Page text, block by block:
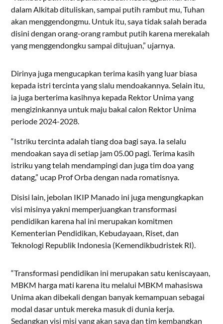
dalam Alkitab dituliskan, sampai putih rambut mu, Tuhan
akan menggendongmu. Untuk itu, saya tidak salah berada
disini dengan orang-orang rambut putih karena merekalah
yang menggendongku sampai ditujuan,” ujarnya.
Dirinya juga mengucapkan terima kasih yang luar biasa
kepada istri tercinta yang slalu mendoakannya. Selain itu,
ia juga berterima kasihnya kepada Rektor Unima yang
mengizinkannya untuk maju bakal calon Rektor Unima
periode 2024-2028.
“Istriku tercinta adalah tiang doa bagi saya. Ia selalu
mendoakan saya di setiap jam 05.00 pagi. Terima kasih
istriku yang telah mendampingi dan juga tim doa yang
datang,” ucap Prof Orba dengan nada romatisnya.
Disisi lain, jebolan IKIP Manado ini juga mengungkapkan
visi misinya yakni memperjuangkan transformasi
pendidikan karena hal ini merupakan komitmen
Kementerian Pendidikan, Kebudayaan, Riset, dan
Teknologi Republik Indonesia (Kemendikbudristek RI).
“Transformasi pendidikan ini merupakan satu keniscayaan,
MBKM harga mati karena itu melalui MBKM mahasiswa
Unima akan dibekali dengan banyak kemampuan sebagai
modal dasar untuk mereka masuk di dunia kerja.
Sedangkan visi misi yang akan saya dan tim kembangkan